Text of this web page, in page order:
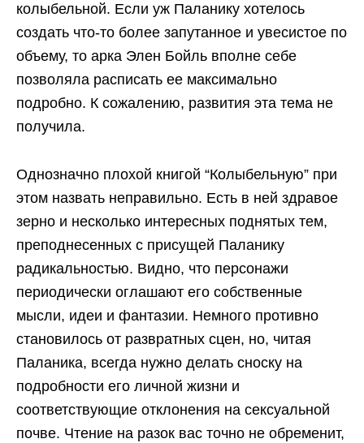
колыбельной. Если уж Паланику хотелось
создать что-то более запутанное и увесистое по
объему, то арка Элен Бойль вполне себе
позволяла расписать ее максимально
подробно. К сожалению, развития эта тема не
получила.
Однозначно плохой книгой “Колыбельную” при
этом назвать неправильно. Есть в ней здравое
зерно и несколько интересных поднятых тем,
преподнесенных с присущей Паланику
радикальностью. Видно, что персонажи
периодически оглашают его собственные
мысли, идеи и фантазии. Немного противно
становилось от развратных сцен, но, читая
Паланика, всегда нужно делать сноску на
подробности его личной жизни и
соответствующие отклонения на сексуальной
почве. Чтение на разок вас точно не обременит,